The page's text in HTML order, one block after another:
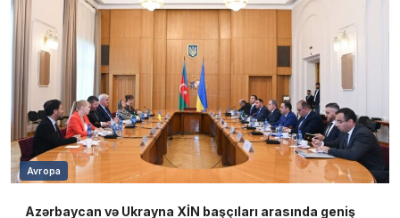
Avropa
Azərbaycan və Ukrayna XİN başçıları arasında geniş